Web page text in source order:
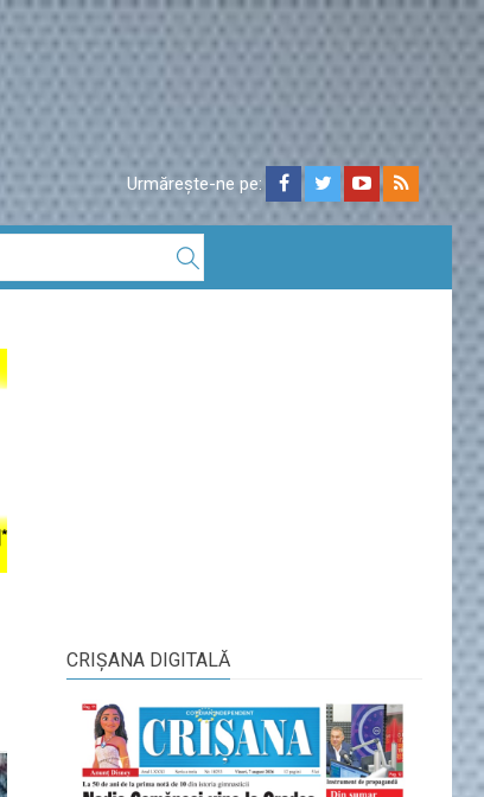
Urmărește-ne pe:
CRIŞANA DIGITALĂ